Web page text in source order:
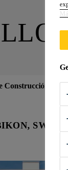
Construcción